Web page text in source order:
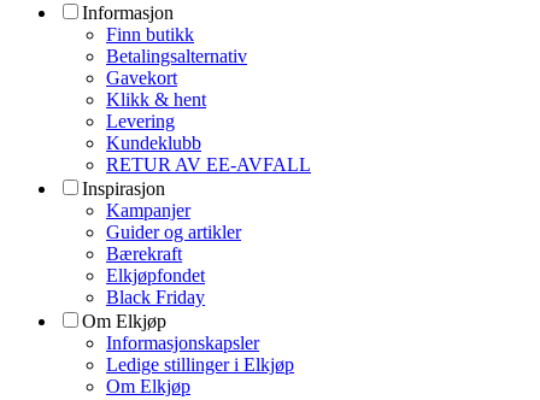
Informasjon
Finn butikk
Betalingsalternativ
Gavekort
Klikk & hent
Levering
Kundeklubb
RETUR AV EE-AVFALL
Inspirasjon
Kampanjer
Guider og artikler
Bærekraft
Elkjøpfondet
Black Friday
Om Elkjøp
Informasjonskapsler
Ledige stillinger i Elkjøp
Om Elkjøp